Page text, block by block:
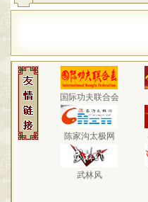
国际功夫联合会
陈家沟太极网
武林风